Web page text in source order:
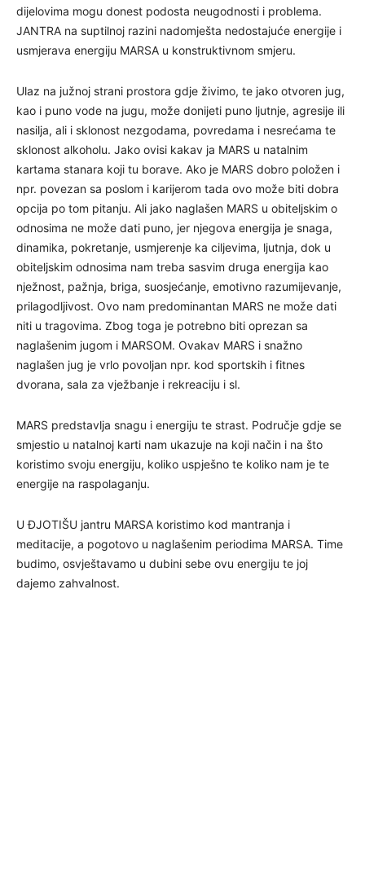
dijelovima mogu donest podosta neugodnosti i problema.
JANTRA na suptilnoj razini nadomješta nedostajuće energije i
usmjerava energiju MARSA u konstruktivnom smjeru.
Ulaz na južnoj strani prostora gdje živimo, te jako otvoren jug,
kao i puno vode na jugu, može donijeti puno ljutnje, agresije ili
nasilja, ali i sklonost nezgodama, povredama i nesrećama te
sklonost alkoholu. Jako ovisi kakav ja MARS u natalnim
kartama stanara koji tu borave. Ako je MARS dobro položen i
npr. povezan sa poslom i karijerom tada ovo može biti dobra
opcija po tom pitanju. Ali jako naglašen MARS u obiteljskim o
odnosima ne može dati puno, jer njegova energija je snaga,
dinamika, pokretanje, usmjerenje ka ciljevima, ljutnja, dok u
obiteljskim odnosima nam treba sasvim druga energija kao
nježnost, pažnja, briga, suosjećanje, emotivno razumijevanje,
prilagodljivost. Ovo nam predominantan MARS ne može dati
niti u tragovima. Zbog toga je potrebno biti oprezan sa
naglašenim jugom i MARSOM. Ovakav MARS i snažno
naglašen jug je vrlo povoljan npr. kod sportskih i fitnes
dvorana, sala za vježbanje i rekreaciju i sl.
MARS predstavlja snagu i energiju te strast. Područje gdje se
smjestio u natalnoj karti nam ukazuje na koji način i na što
koristimo svoju energiju, koliko uspješno te koliko nam je te
energije na raspolaganju.
U ĐJOTIŠU jantru MARSA koristimo kod mantranja i
meditacije, a pogotovo u naglašenim periodima MARSA. Time
budimo, osvještavamo u dubini sebe ovu energiju te joj
dajemo zahvalnost.